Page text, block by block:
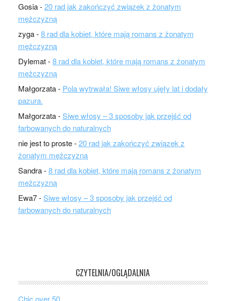
Gosia-20 rad jak zakończyć związek z żonatym
mężczyzną
zyga-8 rad dla kobiet, które mają romans z żonatym
mężczyzną
Dylemat-8 rad dla kobiet, które mają romans z żonatym
mężczyzną
Małgorzata- Pola wytrwała! Siwe włosy ujęły lat i dodały
pazura.
Małgorzata-Siwe włosy – 3 sposoby jak przejść od
farbowanych do naturalnych
nie jest to proste-20 rad jak zakończyć związek z
żonatym mężczyzną
Sandra-8 rad dla kobiet, które mają romans z żonatym
mężczyzną
Ewa7-Siwe włosy – 3 sposoby jak przejść od
farbowanych do naturalnych
CZYTELNIA/OGLĄDALNIA
Chic over 50